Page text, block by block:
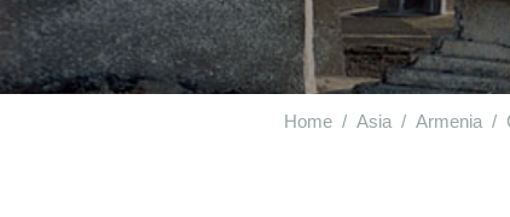
Home Asia Armenia